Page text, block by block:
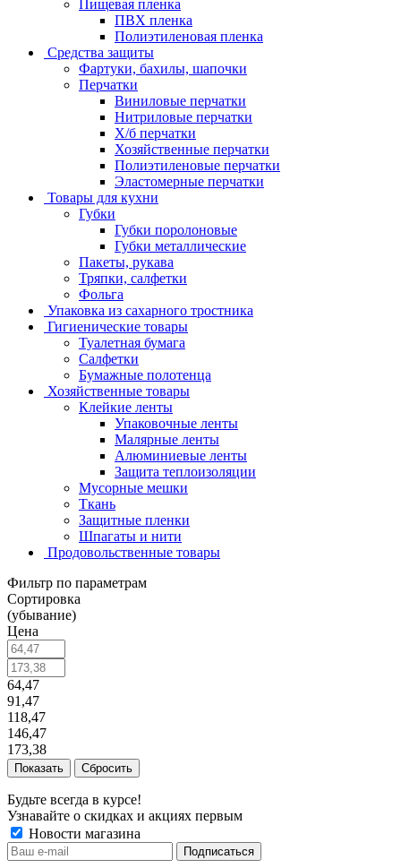
Пищевая пленка
ПВХ пленка
Полиэтиленовая пленка
Средства защиты
Фартуки, бахилы, шапочки
Перчатки
Виниловые перчатки
Нитриловые перчатки
Х/б перчатки
Хозяйственные перчатки
Полиэтиленовые перчатки
Эластомерные перчатки
Товары для кухни
Губки
Губки поролоновые
Губки металлические
Пакеты, рукава
Тряпки, салфетки
Фольга
Упаковка из сахарного тростника
Гигиенические товары
Туалетная бумага
Салфетки
Бумажные полотенца
Хозяйственные товары
Клейкие ленты
Упаковочные ленты
Малярные ленты
Алюминиевые ленты
Защита теплоизоляции
Мусорные мешки
Ткань
Защитные пленки
Шпагаты и нити
Продовольственные товары
Фильтр по параметрам
Сортировка
(убывание)
Цена
64,47
91,47
118,47
146,47
173,38
Сбросить
Будьте всегда в курсе!
Узнавайте о скидках и акциях первым
Новости магазина